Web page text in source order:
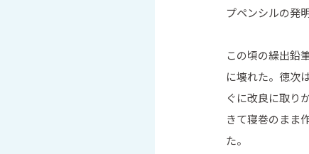
プペンシルの発
この頃の繰出鉛
に壊れた。徳次
ぐに改良に取り
きて寝巻のまま
た。